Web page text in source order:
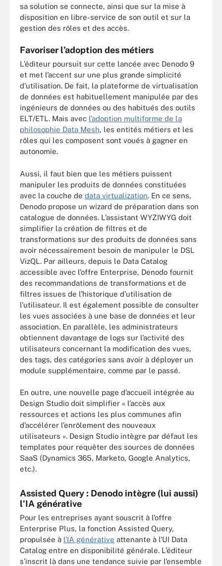
sa solution se connecte, ainsi que sur la mise à
disposition en libre-service de son outil et sur la
gestion des rôles et des accès.
Favoriser l’adoption des métiers
L’éditeur poursuit sur cette lancée avec Denodo 9
et met l’accent sur une plus grande simplicité
d’utilisation. De fait, la plateforme de virtualisation
de données est habituellement manipulée par des
ingénieurs de données ou des habitués des outils
ELT/ETL. Mais avec l’adoption multiforme de la
philosophie Data Mesh, les entités métiers et les
rôles qui les composent sont voués à gagner en
autonomie.
Aussi, il faut bien que les métiers puissent
manipuler les produits de données constituées
avec la couche de data virtualization. En ce sens,
Denodo propose un wizard de préparation dans son
catalogue de données. L’assistant WYZIWYG doit
simplifier la création de filtres et de
transformations sur des produits de données sans
avoir nécessairement besoin de manipuler le DSL
VizQL. Par ailleurs, depuis le Data Catalog
accessible avec l’offre Enterprise, Denodo fournit
des recommandations de transformations et de
filtres issues de l’historique d’utilisation de
l’utilisateur. Il est également possible de consulter
les vues associées à une base de données et leur
association. En parallèle, les administrateurs
obtiennent davantage de logs sur l’activité des
utilisateurs concernant la modification des vues,
des tags, des catégories sans avoir à déployer un
module supplémentaire, comme par le passé.
En outre, une nouvelle page d’accueil intégrée au
Design Studio doit simplifier « l’accès aux
ressources et actions les plus communes afin
d’accélérer l’enrôlement des nouveaux
utilisateurs ». Design Studio intègre par défaut les
templates pour requêter des sources de données
SaaS (Dynamics 365, Marketo, Google Analytics,
etc.).
Assisted Query : Denodo intègre (lui aussi)
l’IA générative
Pour les entreprises ayant souscrit à l’offre
Enterprise Plus, la fonction Assisted Query,
propulsée à l’IA générative attenante à l’UI Data
Catalog entre en disponibilité générale. L’éditeur
s’inscrit là dans une tendance suivie par l’ensemble